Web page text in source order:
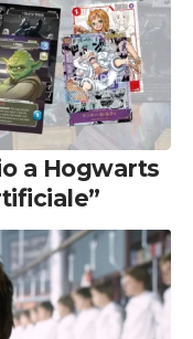
a Hogwarts